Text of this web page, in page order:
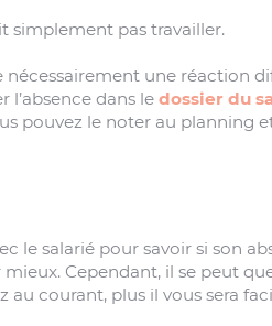
simplement pas travailler.
nécessairement une réaction
dans le dossier du
pouvez le noter au planning
le salarié pour savoir si son
Cependant, il se peut
au courant, plus il vous sera